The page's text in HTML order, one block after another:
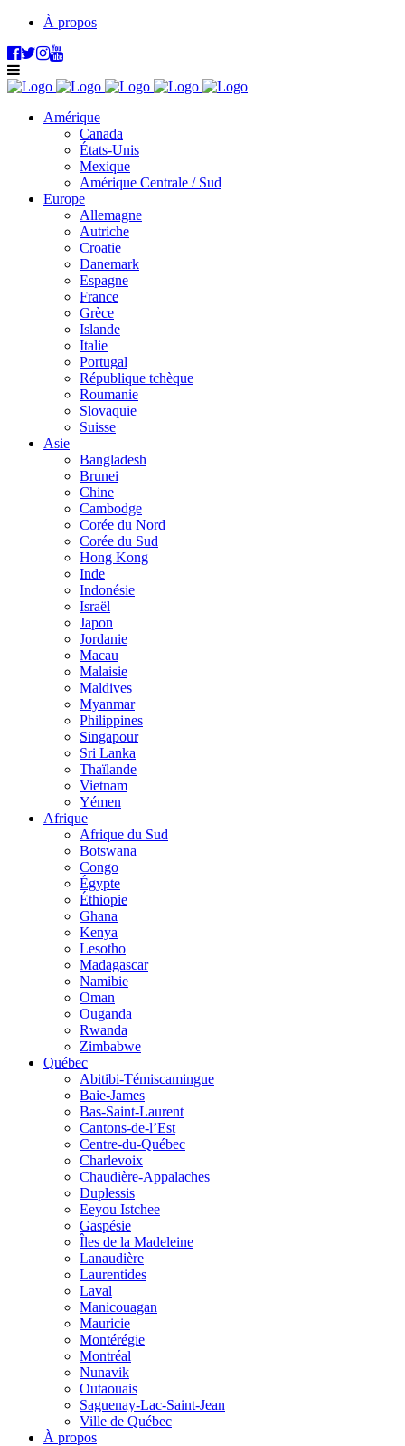
À propos
Amérique
Canada
États-Unis
Mexique
Amérique Centrale / Sud
Europe
Allemagne
Autriche
Croatie
Danemark
Espagne
France
Grèce
Islande
Italie
Portugal
République tchèque
Roumanie
Slovaquie
Suisse
Asie
Bangladesh
Brunei
Chine
Cambodge
Corée du Nord
Corée du Sud
Hong Kong
Inde
Indonésie
Israël
Japon
Jordanie
Macau
Malaisie
Maldives
Myanmar
Philippines
Singapour
Sri Lanka
Thaïlande
Vietnam
Yémen
Afrique
Afrique du Sud
Botswana
Congo
Égypte
Éthiopie
Ghana
Kenya
Lesotho
Madagascar
Namibie
Oman
Ouganda
Rwanda
Zimbabwe
Québec
Abitibi-Témiscamingue
Baie-James
Bas-Saint-Laurent
Cantons-de-l’Est
Centre-du-Québec
Charlevoix
Chaudière-Appalaches
Duplessis
Eeyou Istchee
Gaspésie
Îles de la Madeleine
Lanaudière
Laurentides
Laval
Manicouagan
Mauricie
Montérégie
Montréal
Nunavik
Outaouais
Saguenay-Lac-Saint-Jean
Ville de Québec
À propos